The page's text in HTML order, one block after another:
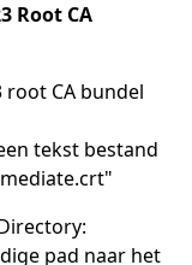
Root CA
root CA bundel
tekst bestand
pad naar het